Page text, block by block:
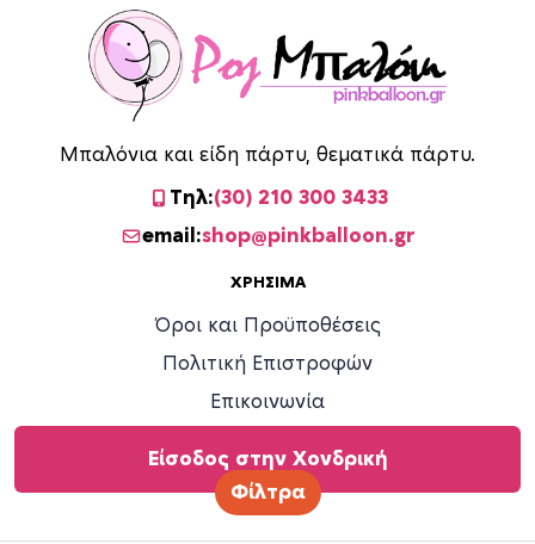
Φίλτρα
Μπαλόνια και είδη πάρτυ, θεματικά πάρτυ.
Τηλ:(30) 210 300 3433
email:shop@pinkballoon.gr
ΧΡΉΣΙΜΑ
Όροι και Προϋποθέσεις
Πολιτική Επιστροφών
Επικοινωνία
Είσοδος στην Χονδρική